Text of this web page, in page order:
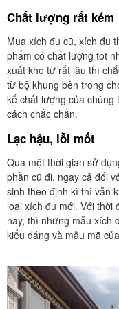
Chất lượng rất kém
Mua xích đu cũ, xích đu
phẩm có chất lượng tốt
xuất kho từ rất lâu thì
từ bộ khung bên trong
kể chất lượng của
cách chắc chắn.
Lạc hậu, lỗi mốt
Qua một thời gian sử
phần cũ đi, ngay cả đối
sinh theo định kì thì vẫn
loại xích đu mới. Với thời
nay, thì những mẫu xích
kiểu dáng và mẫu mã